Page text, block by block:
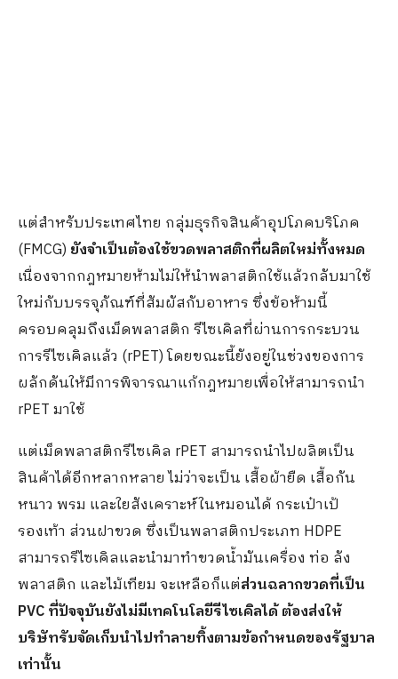
แต่สำหรับประเทศไทย กลุ่มธุรกิจสินค้าอุปโภคบริโภค
(FMCG) ยังจำเป็นต้องใช้ขวดพลาสติกที่ผลิตใหม่ทั้งหมด
เนื่องจากกฎหมายห้ามไม่ให้นำพลาสติกใช้แล้วกลับมาใช้
ใหม่กับบรรจุภัณฑ์ที่สัมผัสกับอาหาร ซึ่งข้อห้ามนี้
ครอบคลุมถึงเม็ดพลาสติก รีไซเคิลที่ผ่านการกระบวน
การรีไซเคิลแล้ว (rPET) โดยขณะนี้ยังอยู่ในช่วงของการ
ผลักดันให้มีการพิจารณาแก้กฎหมายเพื่อให้สามารถนำ
rPET มาใช้
แต่เม็ดพลาสติกรีไซเคิล rPET สามารถนำไปผลิตเป็น
สินค้าได้อีกหลากหลาย ไม่ว่าจะเป็น เสื้อผ้ายืด เสื้อกัน
หนาว พรม และใยสังเคราะห์ในหมอนได้ กระเป๋าเป้
รองเท้า ส่วนฝาขวด ซึ่งเป็นพลาสติกประเภท HDPE
สามารถรีไซเคิลและนำมาทำขวดน้ำมันเครื่อง ท่อ ลัง
พลาสติก และไม้เทียม จะเหลือก็แต่ส่วนฉลากขวดที่เป็น
PVCที่ปัจจุบันยังไม่มีเทคโนโลยีรีไซเคิลได้ต้องส่งให้
บริษัทรับจัดเก็บนำไปทำลายทิ้งตามข้อกำหนดของรัฐบาล
เท่านั้น